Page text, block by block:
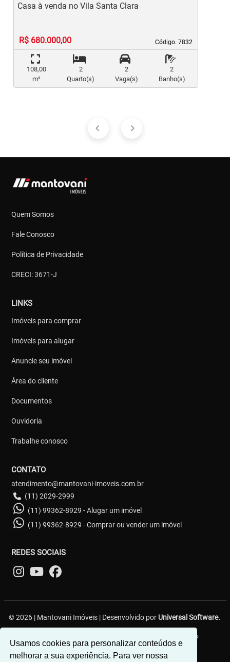
Usamos cookies para personalizar conteúdos e
melhorar a sua experiência. Para ver nossa
Código. 7832
Código. 7832
Casa à venda no Vila Santa Clara
R$ 680.000,00
108,00
m²
2
Quarto(s)
2
Vaga(s)
2
Banho(s)
Quem Somos
Fale Conosco
Política de Privacidade
CRECI: 3671-J
LINKS
Imóveis para comprar
Imóveis para alugar
Anuncie seu imóvel
Área do cliente
Documentos
Ouvidoria
Trabalhe conosco
CONTATO
atendimento@mantovani-imoveis.com.br
(11) 2029-2999
(11) 99362-8929 - Alugar um imóvel
(11) 99362-8929 - Comprar ou vender um imóvel
REDES SOCIAIS
© 2026 | Mantovani Imóveis | Desenvolvido por Universal Software.
R. Lavínia Ribeiro, 59 - Vila Diva (Zona Leste) - São Paulo/SP